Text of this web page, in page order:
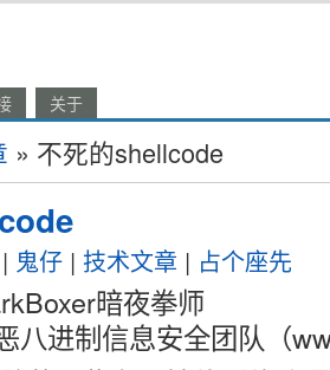
关于
» 不死的shellcode
| 鬼仔 | 技术文章 | 占个座先
暗夜拳师
八进制信息安全团队（